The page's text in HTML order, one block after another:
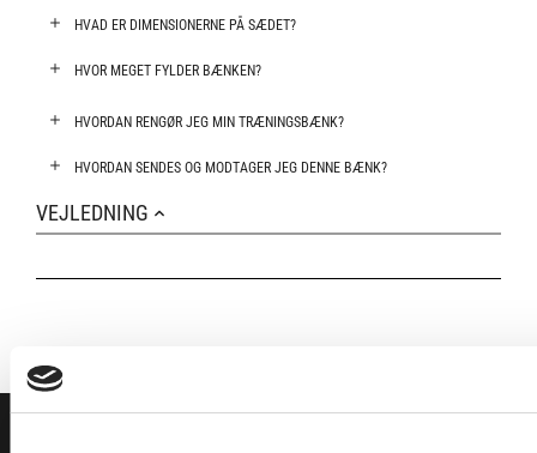
HVAD ER DIMENSIONERNE PÅ SÆDET?
HVOR MEGET FYLDER BÆNKEN?
HVORDAN RENGØR JEG MIN TRÆNINGSBÆNK?
HVORDAN SENDES OG MODTAGER JEG DENNE BÆNK?
VEJLEDNING
TILMELD NYHEDSBREVET